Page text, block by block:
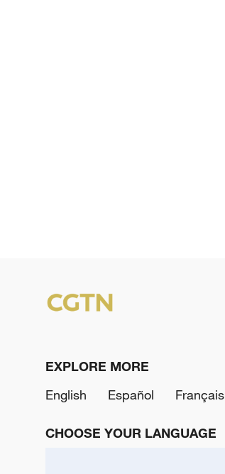
EXPLORE MORE
English
Español Français
CHOOSE YOUR LANGUAGE